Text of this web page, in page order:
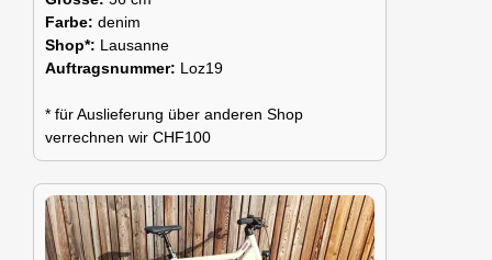
Farbe: denim
Shop*: Lausanne
Auftragsnummer: Loz19
* für Auslieferung über anderen Shop
verrechnen wir CHF100